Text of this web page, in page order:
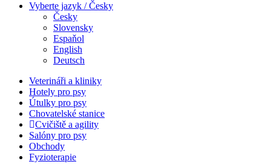
Vyberte jazyk / Česky
Česky
Slovensky
Espaňol
English
Deutsch
Veterináři a kliniky
Hotely pro psy
Útulky pro psy
Chovatelské stanice
Cvičiště a agility
Salóny pro psy
Obchody
Fyzioterapie